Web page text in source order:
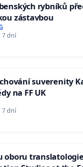
rybníků
zástavbou
7 dní
suverenity
na FF UK
7 dní
oboru